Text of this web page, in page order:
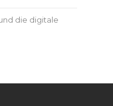
die digitale